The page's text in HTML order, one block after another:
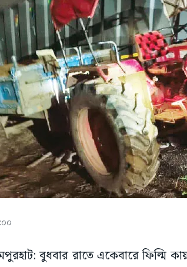
বুধবার রাতে একেবারে ফিল্মি